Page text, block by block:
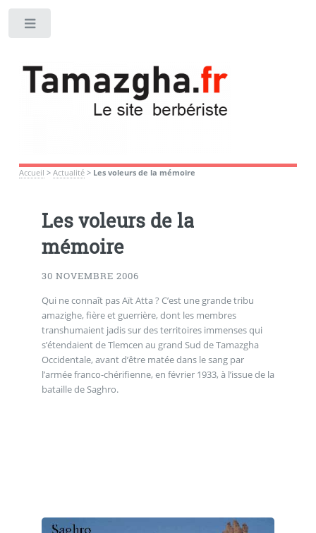
Accueil > Actualité> Les voleurs de la mémoire
Les voleurs de la
mémoire
30 NOVEMBRE 2006
Qui ne connaît pas Aït Atta ? C’est une grande tribu
amazighe, fière et guerrière, dont les membres
transhumaient jadis sur des territoires immenses qui
s’étendaient de Tlemcen au grand Sud de Tamazgha
Occidentale, avant d’être matée dans le sang par
l’armée franco-chérifienne, en février 1933, à l’issue de la
bataille de Saghro.